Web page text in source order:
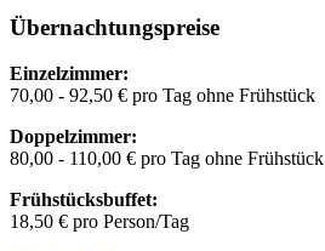
Übernachtungspreise
Einzelzimmer:
70,00 - 92,50 € pro Tag ohne Frühstück
Doppelzimmer:
80,00 - 110,00 € pro Tag ohne Frühstück
Frühstücksbuffet:
18,50 € pro Person/Tag